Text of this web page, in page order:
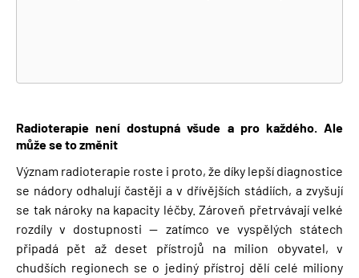
Radioterapie není dostupná všude a pro každého. Ale
může se to změnit
Význam radioterapie roste i proto, že díky lepší diagnostice
se nádory odhalují častěji a v dřívějších stádiích, a zvyšují
se tak nároky na kapacity léčby. Zároveň přetrvávají velké
rozdíly v dostupnosti — zatímco ve vyspělých státech
připadá pět až deset přístrojů na milion obyvatel, v
chudších regionech se o jediný přístroj dělí celé miliony